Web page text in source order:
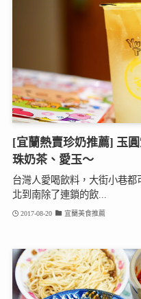
[宜蘭熱賣珍奶推薦] 玉
珠奶茶、愛玉～
台灣人愛喝飲料，大街小巷
北到南除了連鎖的飲...
2017-08-20 宜蘭美食推薦